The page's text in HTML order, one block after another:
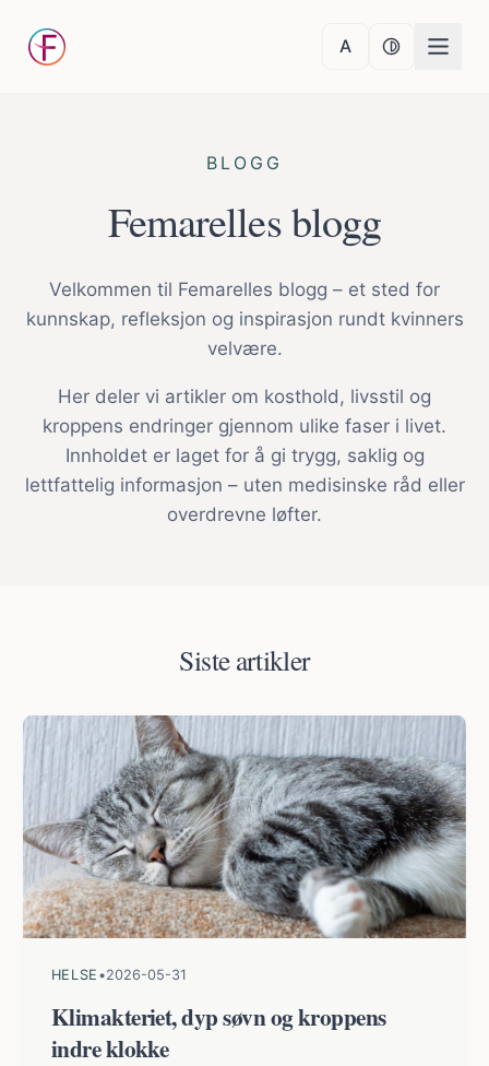
A
NormalNormal
BLOGG
Femarelles blogg
Velkommen til Femarelles blogg – et sted for
kunnskap, refleksjon og inspirasjon rundt kvinners
velvære.
Her deler vi artikler om kosthold, livsstil og
kroppens endringer gjennom ulike faser i livet.
Innholdet er laget for å gi trygg, saklig og
lettfattelig informasjon – uten medisinske råd eller
overdrevne løfter.
Siste artikler
HELSE •2026-05-31
Klimakteriet, dyp søvn og kroppens
indre klokke